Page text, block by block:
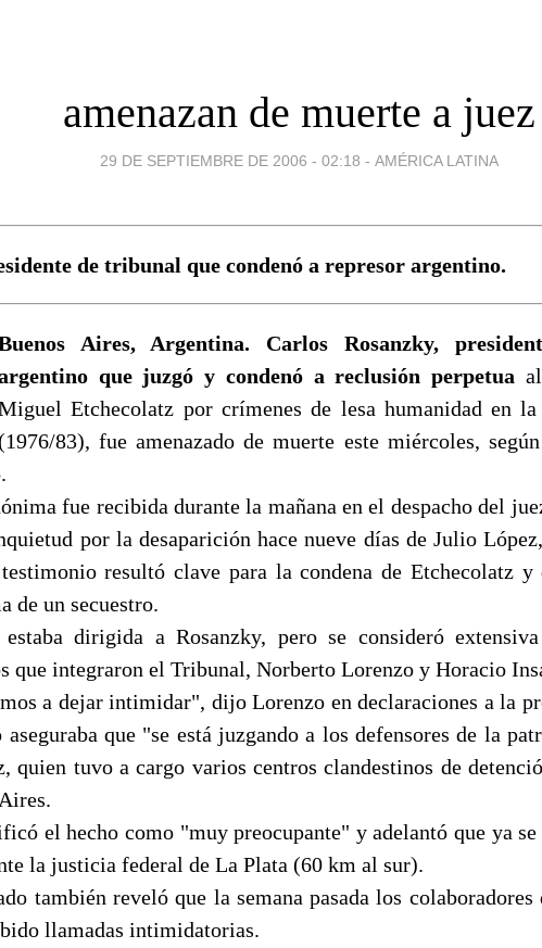
amenazan de muerte a juez
29 DE SEPTIEMBRE DE 2006 - 02:18 - AMÉRICA LATINA
de tribunal que condenó a represor argentino.
Aires, Argentina. Carlos Rosanzky,
que juzgó y condenó a reclusión perpetua
Etchecolatz por crímenes de lesa humanidad en
83), fue amenazado de muerte este miércoles,
fue recibida durante la mañana en el despacho del
por la desaparición hace nueve días de Julio
resultó clave para la condena de Etchecolatz y
de un secuestro.
dirigida a Rosanzky, pero se consideró
que integraron el Tribunal, Norberto Lorenzo y Horacio
a dejar intimidar", dijo Lorenzo en declaraciones a la
que "se está juzgando a los defensores de la
quien tuvo a cargo varios centros clandestinos de
el hecho como "muy preocupante" y adelantó que ya
la justicia federal de La Plata (60 km al sur).
también reveló que la semana pasada los colaboradores
llamadas intimidatorias.